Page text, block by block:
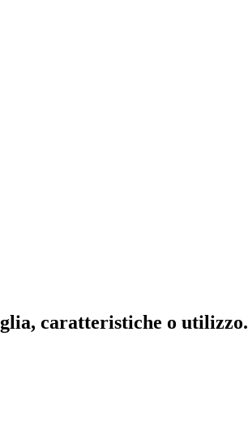
caratteristiche o utilizzo.